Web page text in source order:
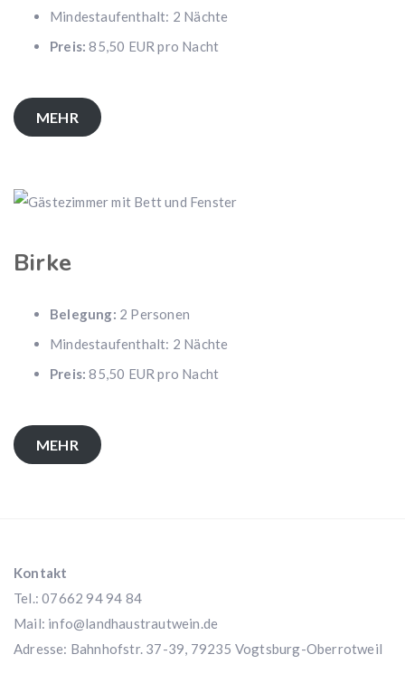
Mindestaufenthalt: 2 Nächte
Preis: 85,50 EUR pro Nacht
MEHR
Birke
Belegung: 2 Personen
Mindestaufenthalt: 2 Nächte
Preis: 85,50 EUR pro Nacht
MEHR
Kontakt
Tel.: 07662 94 94 84
Mail: info@landhaustrautwein.de
Adresse: Bahnhofstr. 37-39, 79235 Vogtsburg-Oberrotweil